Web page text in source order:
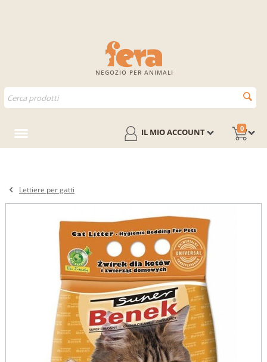
NEGOZIO PER ANIMALI
0
IL MIO ACCOUNT
Lettiere per gatti